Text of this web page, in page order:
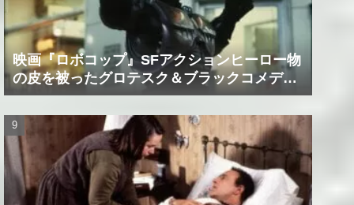
映画『ロボコップ』SFアクションヒーロー物
の皮を被ったグロテスク＆ブラックコメデ
ィ！？